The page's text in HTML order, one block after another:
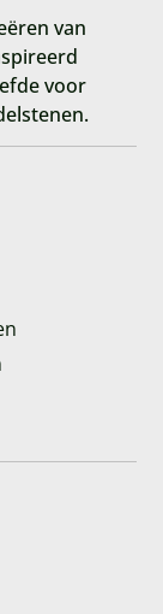
van
voor